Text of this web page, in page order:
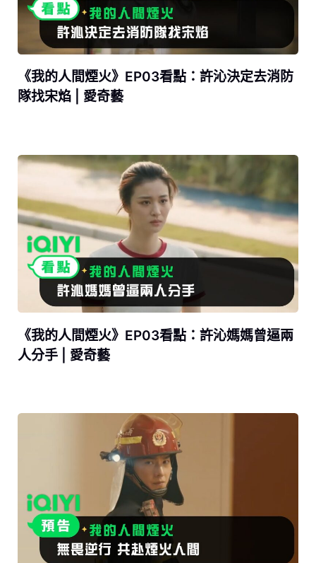
《我的人間煙火》EP03看點：許沁決定去消防
隊找宋焰 | 愛奇藝
《我的人間煙火》EP03看點：許沁媽媽曾逼兩
人分手 | 愛奇藝